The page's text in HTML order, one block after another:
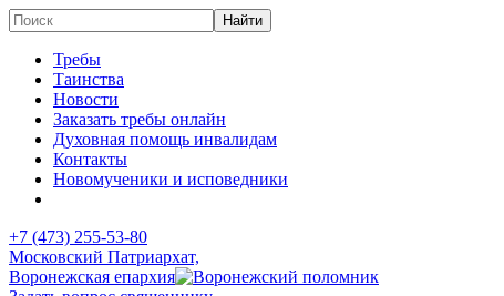
Требы
Таинства
Новости
Заказать требы онлайн
Духовная помощь инвалидам
Контакты
Новомученики и исповедники
+7 (473) 255-53-80
Московский Патриархат,
Воронежская епархия